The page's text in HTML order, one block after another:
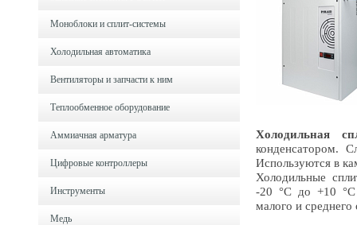
Моноблоки и cплит-системы
Холодильная автоматика
Вентиляторы и запчасти к ним
Теплообменное оборудование
Аммиачная арматура
Цифровые контроллеры
Инструменты
Медь
Холодильная
конденсатором.
Используются в
Холодильные
-20 °С до +10 °С
малого и